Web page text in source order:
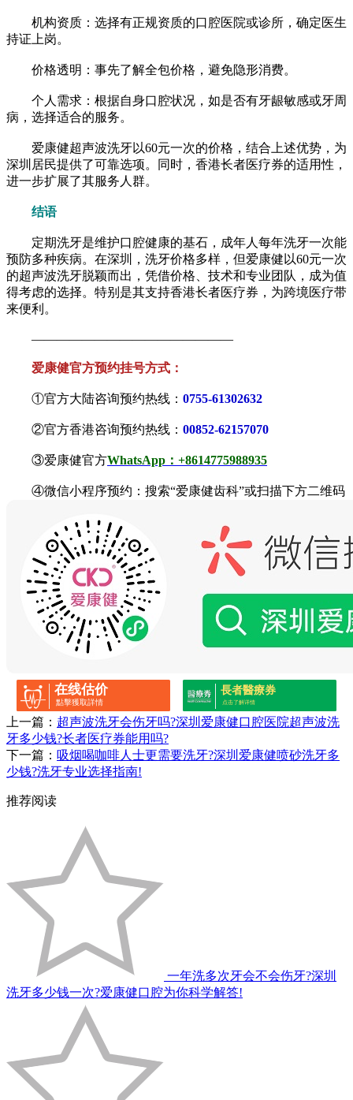
机构资质：选择有正规资质的口腔医院或诊所，确定医生
持证上岗。
价格透明：事先了解全包价格，避免隐形消费。
个人需求：根据自身口腔状况，如是否有牙龈敏感或牙周
病，选择适合的服务。
爱康健超声波洗牙以60元一次的价格，结合上述优势，为
深圳居民提供了可靠选项。同时，香港长者医疗券的适用性，
进一步扩展了其服务人群。
结语
定期洗牙是维护口腔健康的基石，成年人每年洗牙一次能
预防多种疾病。在深圳，洗牙价格多样，但爱康健以60元一次
的超声波洗牙脱颖而出，凭借价格、技术和专业团队，成为值
得考虑的选择。特别是其支持香港长者医疗券，为跨境医疗带
来便利。
————————————————
爱康健官方预约挂号方式：
①官方大陆咨询预约热线： 0755-61302632
②官方香港咨询预约热线： 00852-62157070
③爱康健官方WhatsApp：+8614775988935
④微信小程序预约：搜索“爱康健齿科”或扫描下方二维码
在线估价
點擊獲取詳情
長者醫療券
点击了解详情
上一篇： 超声波洗牙会伤牙吗?深圳爱康健口腔医院超声波洗
牙多少钱?长者医疗券能用吗?
下一篇： 吸烟喝咖啡人士更需要洗牙?深圳爱康健喷砂洗牙多
少钱?洗牙专业选择指南!
推荐阅读
一年洗多次牙会不会伤牙?深圳
洗牙多少钱一次?爱康健口腔为你科学解答!